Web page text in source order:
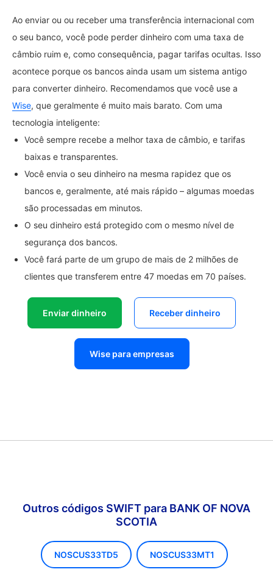
Ao enviar ou ou receber uma transferência internacional com
o seu banco, você pode perder dinheiro com uma taxa de
câmbio ruim e, como consequência, pagar tarifas ocultas. Isso
acontece porque os bancos ainda usam um sistema antigo
para converter dinheiro. Recomendamos que você use a
Wise, que geralmente é muito mais barato. Com uma
tecnologia inteligente:
Você sempre recebe a melhor taxa de câmbio, e tarifas
baixas e transparentes.
Você envia o seu dinheiro na mesma rapidez que os
bancos e, geralmente, até mais rápido – algumas moedas
são processadas em minutos.
O seu dinheiro está protegido com o mesmo nível de
segurança dos bancos.
Você fará parte de um grupo de mais de 2 milhões de
clientes que transferem entre 47 moedas em 70 países.
Enviar dinheiro Receber dinheiro
Wise para empresas
Outros códigos SWIFT para BANK OF NOVA
SCOTIA
NOSCUS33TD5 NOSCUS33MT1